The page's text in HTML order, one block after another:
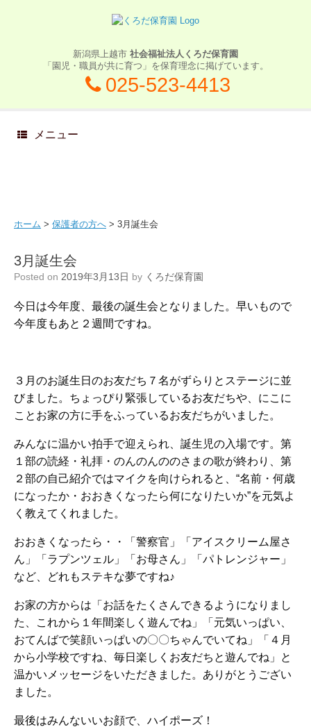
新潟県上越市 社会福祉法人くろだ保育園
「園児・職員が共に育つ」を保育理念に掲げています。
025-523-4413
メニュー
ホーム > 保護者の方へ > 3月誕生会
3月誕生会
Posted on 2019年3月13日 by くろだ保育園
今日は今年度、最後の誕生会となりました。早いもので
今年度もあと２週間ですね。
３月のお誕生日のお友だち７名がずらりとステージに並
びました。ちょっぴり緊張しているお友だちや、にこに
ことお家の方に手をふっているお友だちがいました。
みんなに温かい拍手で迎えられ、誕生児の入場です。第
１部の読経・礼拝・のんのんののさまの歌が終わり、第
２部の自己紹介ではマイクを向けられると、“名前・何歳
になったか・おおきくなったら何になりたいか”を元気よ
く教えてくれました。
おおきくなったら・・「警察官」「アイスクリーム屋さ
ん」「ラプンツェル」「お母さん」「パトレンジャー」
など、どれもステキな夢ですね♪
お家の方からは「お話をたくさんできるようになりまし
た、これから１年間楽しく遊んでね」「元気いっぱい、
おてんばで笑顔いっぱいの〇〇ちゃんでいてね」「４月
から小学校ですね、毎日楽しくお友だちと遊んでね」と
温かいメッセージをいただきました。ありがとうござい
ました。
最後はみんないいお顔で、ハイポーズ！